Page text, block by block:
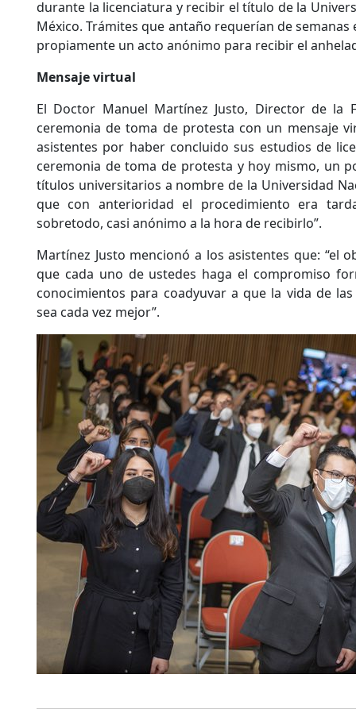
durante la licenciatura y recibir el título de la
México. Trámites que antaño requerían de semanas
propiamente un acto anónimo para recibir el
Mensaje virtual
El Doctor Manuel Martínez Justo, Director de la
ceremonia de toma de protesta con un mensaje
asistentes por haber concluido sus estudios de
ceremonia de toma de protesta y hoy mismo, un
títulos universitarios a nombre de la Universidad
que con anterioridad el procedimiento era
sobretodo, casi anónimo a la hora de recibirlo”.
Martínez Justo mencionó a los asistentes que: “el
que cada uno de ustedes haga el compromiso
conocimientos para coadyuvar a que la vida de
sea cada vez mejor”.